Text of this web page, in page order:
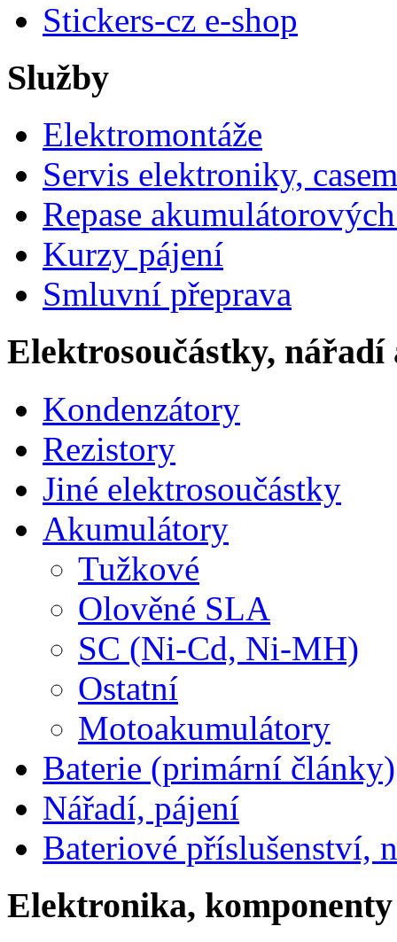
Stickers-cz e-shop
Služby
Elektromontáže
Servis elektroniky,
Repase
Kurzy pájení
Smluvní přeprava
Elektrosoučástky, nářadí
Kondenzátory
Rezistory
Jiné elektrosoučástky
Akumulátory
Tužkové
Olověné SLA
SC (Ni-Cd, Ni-MH)
Ostatní
Motoakumulátory
Baterie (primární články)
Nářadí, pájení
Bateriové příslušenství,
Elektronika, komponenty